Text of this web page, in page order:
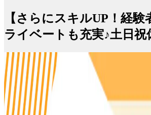
【さらにスキルUP！経験
ライベートも充実♪土日祝